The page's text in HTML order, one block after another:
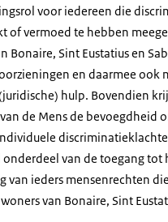
voor iedereen die
of vermoed te hebben
Bonaire, Sint Eustatius en
en daarmee ook
hulp. Bovendien
de Mens de bevoegdheid
onderdeel van de toegang tot
van ieders mensenrechten
van Bonaire, Sint